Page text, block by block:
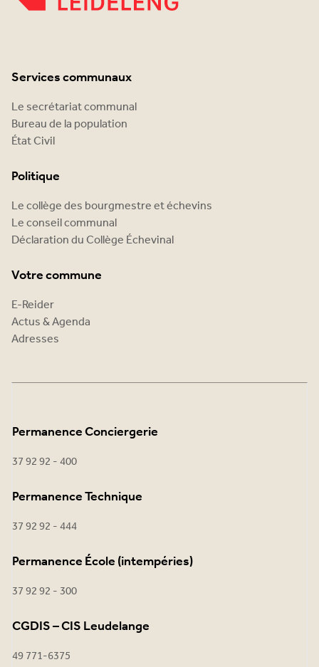
Services communaux
Le secrétariat communal
Bureau de la population
État Civil
Politique
Le collège des bourgmestre et échevins
Le conseil communal
Déclaration du Collège Échevinal
Votre commune
E-Reider
Actus & Agenda
Adresses
Permanence Conciergerie
37 92 92 - 400
Permanence Technique
37 92 92 - 444
Permanence École (intempéries)
37 92 92 - 300
CGDIS – CIS Leudelange
49 771-6375